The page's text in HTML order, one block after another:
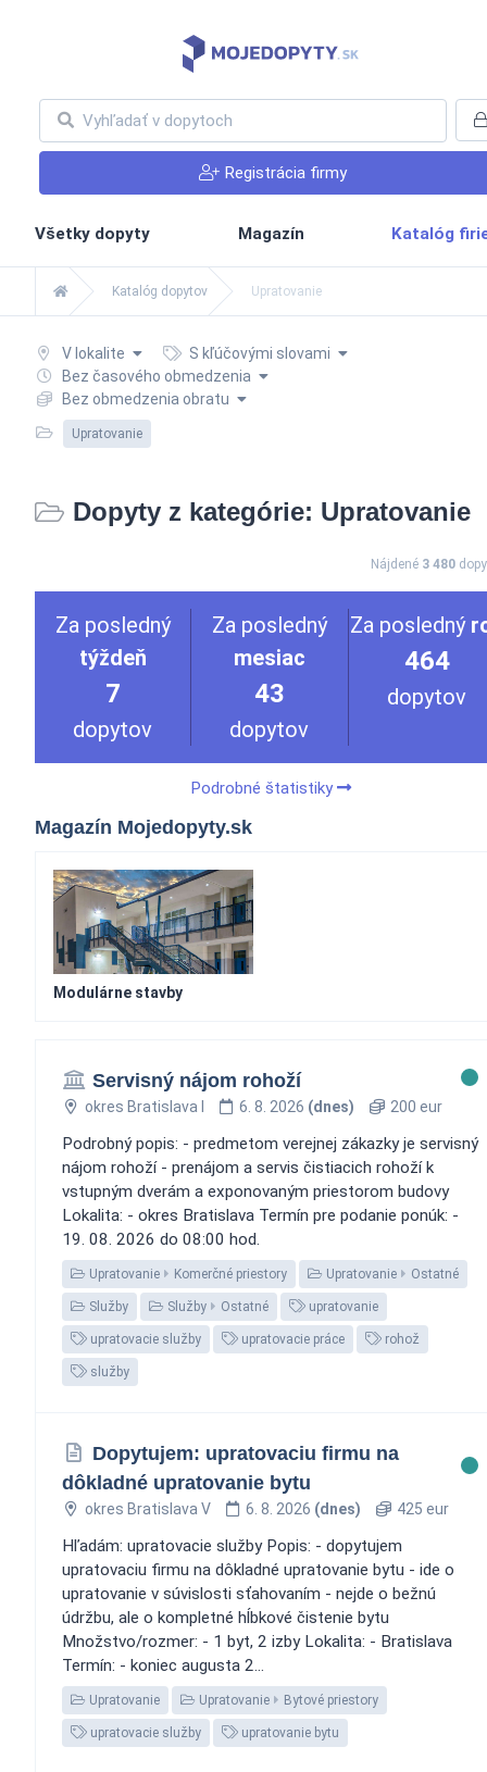
Registrácia firmy
Všetky dopyty Magazín Katalóg
Katalóg dopytov Upratovanie
V lokalite
S kľúčovými slovami
Bez časového obmedzenia
Bez obmedzenia obratu
Upratovanie
Dopyty z kategórie: Upratovanie
Nájdené 3 480
Za posledný
týždeň
7
dopytov
Za posledný
mesiac
43
dopytov
Za posledný
464
dopytov
Podrobné štatistiky
Magazín Mojedopyty.sk
Modulárne stavby
Servisný nájom rohoží
okres Bratislava I 6. 8. 2026 (dnes) 200 eur
Podrobný popis: - predmetom verejnej zákazky je servisný
nájom rohoží - prenájom a servis čistiacich rohoží k
vstupným dverám a exponovaným priestorom budovy
Lokalita: - okres Bratislava Termín pre podanie ponúk: -
19. 08. 2026 do 08:00 hod.
Upratovanie Komerčné priestory Upratovanie Ostatné
Služby Služby Ostatné upratovanie
upratovacie služby upratovacie práce rohož
služby
Dopytujem: upratovaciu firmu na
dôkladné upratovanie bytu
okres Bratislava V 6. 8. 2026 (dnes) 425 eur
Hľadám: upratovacie služby Popis: - dopytujem
upratovaciu firmu na dôkladné upratovanie bytu - ide o
upratovanie v súvislosti sťahovaním - nejde o bežnú
údržbu, ale o kompletné hĺbkové čistenie bytu
Množstvo/rozmer: - 1 byt, 2 izby Lokalita: - Bratislava
Termín: - koniec augusta 2...
Upratovanie Upratovanie Bytové priestory
upratovacie služby upratovanie bytu